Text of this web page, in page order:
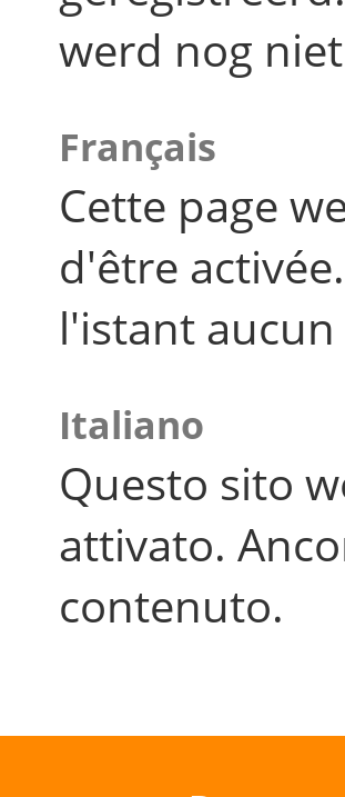
werd nog
Français
Cette page
d'être
l'istant
Italiano
Questo sito
attivato.
contenuto.